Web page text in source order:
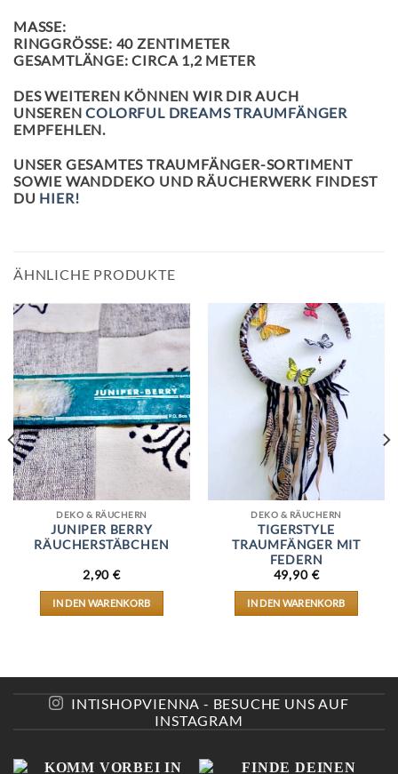
MASSE:
RINGGRÖSSE: 40 ZENTIMETER
GESAMTLÄNGE: CIRCA 1,2 METER
DES WEITEREN KÖNNEN WIR DIR AUCH
UNSERENCOLORFUL DREAMS TRAUMFÄNGER
EMPFEHLEN.
UNSER GESAMTES TRAUMFÄNGER-SORTIMENT
SOWIE WANDDEKO UND RÄUCHERWERK FINDEST
DU HIER!
ÄHNLICHE PRODUKTE
DEKO & RÄUCHERN
JUNIPER BERRY
RÄUCHERSTÄBCHEN
2,90€
IN DEN WARENKORB
DEKO & RÄUCHERN
TIGERSTYLE
TRAUMFÄNGER MIT
FEDERN
49,90 €
IN DEN WARENKORB
INTISHOPVIENNA - BESUCHE UNS AUF
INSTAGRAM